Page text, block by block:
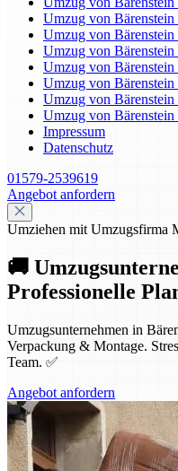
Umzug von
Umzug von
Umzug von Bärenstein
Umzug von Bärenstein
Umzug von
Umzug von
Umzug von Bärenstein
Impressum
Datenschutz
01579-2539619
Angebot anfordern
Umziehen mit Umzugsfirma
🚚
Professionelle
Umzugsunternehmen in
Verpackung & Montage.
Team. ✅
Angebot anfordern